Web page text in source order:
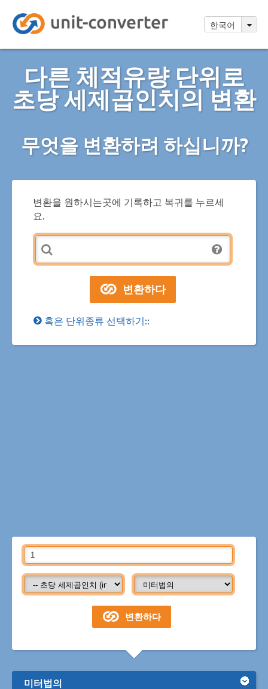
한국어
다른 체적유량 단위로
초당 세제곱인치의 변환
무엇을 변환하려 하십니까?
변환을 원하시는곳에 기록하고 복귀를 누르세
요.
혹은 단위종류 선택하기::
미터법의